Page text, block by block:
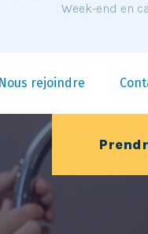
Week-end en
Nous rejoindre